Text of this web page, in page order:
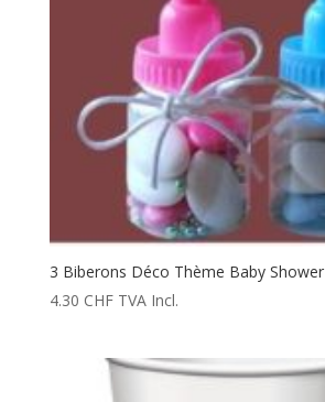
3 Biberons Déco Thème Baby Shower
4.30 CHF TVA Incl.